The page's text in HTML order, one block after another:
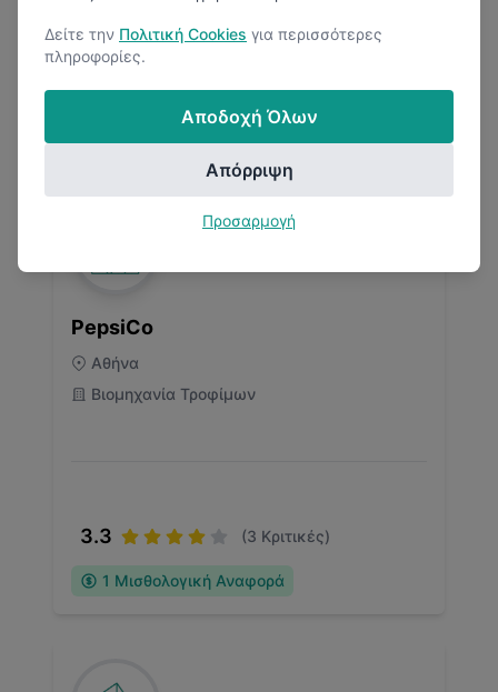
Μισθολογική Αναφορά
PepsiCo
Αθήνα
Βιομηχανία Τροφίμων
3.3 (3 Κριτικές)
1 Μισθολογική Αναφορά
Δείτε την Πολιτική Cookies για περισσότερες
πληροφορίες.
Αποδοχή Όλων
Απόρριψη
Προσαρμογή